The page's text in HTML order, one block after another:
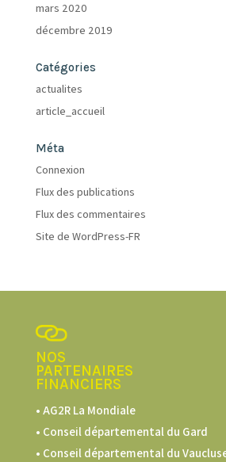
mars 2020
décembre 2019
Catégories
actualites
article_accueil
Méta
Connexion
Flux des publications
Flux des commentaires
Site de WordPress-FR
NOS
PARTENAIRES
FINANCIERS
• AG2R La Mondiale
• Conseil départemental du Gard
• Conseil départemental du